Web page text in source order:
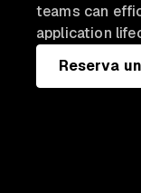
teams can
application
Reserva